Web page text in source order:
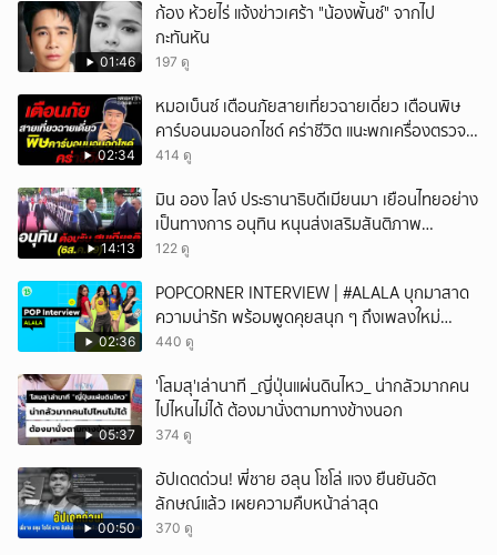
01:46
ก้อง ห้วยไร่ แจ้งข่าวเศร้า "น้องพั้นช์" จากไป
กะทันหัน
197 ดู
02:34
หมอเบ็นซ์ เตือนภัยสายเที่ยวฉายเดี่ยว เตือนพิษ
คาร์บอนมอนอกไซด์ คร่าชีวิต แนะพกเครื่องตรวจ
วัดติดตัว
414 ดู
14:13
มิน ออง ไลง์ ประธานาธิบดีเมียนมา เยือนไทยอย่าง
เป็นทางการ อนุทิน หนุนส่งเสริมสันติภาพ
เสถียรภาพชายแดน
122 ดู
02:36
POPCORNER INTERVIEW | #ALALA บุกมาสาด
ความน่ารัก พร้อมพูดคุยสนุก ๆ ถึงเพลงใหม่
'ON&OFF'
440 ดู
05:37
'โสมสุ'เล่านาที _ญี่ปุ่นแผ่นดินไหว_ น่ากลัวมากคน
ไปไหนไม่ได้ ต้องมานั่งตามทางข้างนอก
374 ดู
00:50
อัปเดตด่วน! พี่ชาย ฮลุน โซโล่ แจง ยืนยันอัต
ลักษณ์แล้ว เผยความคืบหน้าล่าสุด
370 ดู